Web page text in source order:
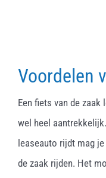
Voordelen
Een fiets van de
wel heel
leaseauto rijdt mag
de zaak rijden. Het